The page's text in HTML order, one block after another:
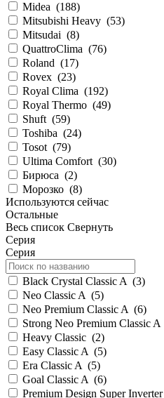
Midea (188)
Mitsubishi Heavy (53)
Mitsudai (8)
QuattroClima (76)
Roland (17)
Rovex (23)
Royal Clima (192)
Royal Thermo (49)
Shuft (59)
Toshiba (24)
Tosot (79)
Ultima Comfort (30)
Бирюса (2)
Морозко (8)
Используются сейчас
Остальные
Весь список Свернуть
Серия
Серия
Black Crystal Classic A (3)
Neo Classic A (5)
Neo Premium Classic A (6)
Strong Neo Premium Classic A
Heavy Classic (2)
Easy Classic A (5)
Era Classic A (5)
Goal Classic A (6)
Premium Design Super Inverter